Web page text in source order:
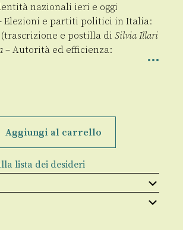
nazionali ieri e oggi
Elezioni e partiti politici in Italia:
e postilla di Silvia Illari
– Autorità ed efficienza:
Aggiungi al carrello
lista dei desideri